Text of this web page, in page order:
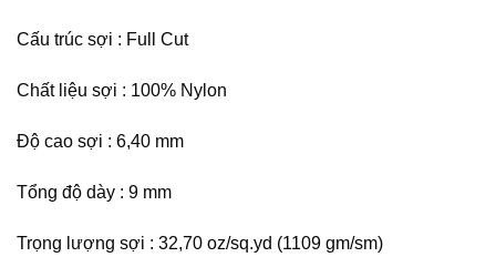
Cấu trúc sợi : Full Cut
Chất liệu sợi : 100% Nylon
Độ cao sợi : 6,40 mm
Tổng độ dày : 9 mm
Trọng lượng sợi : 32,70 oz/sq.yd (1109 gm/sm)